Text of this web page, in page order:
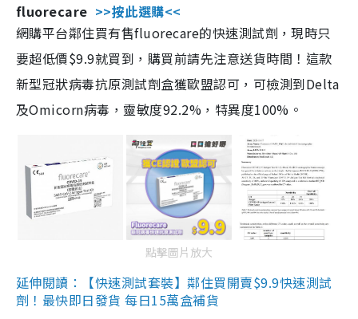
fluorecare >>按此選購<<
網購平台鄰住買有售fluorecare的快速測試劑，現時只
要超低價$9.9就買到，購買前請先注意送貨時間！這款
新型冠狀病毒抗原測試劑盒獲歐盟認可，可檢測到Delta
及Omicorn病毒，靈敏度92.2%，特異度100%。
點擊圖片放大
延伸閱讀：【快速測試套裝】鄰住買開賣$9.9快速測試
劑！最快即日發貨 每日15萬盒補貨